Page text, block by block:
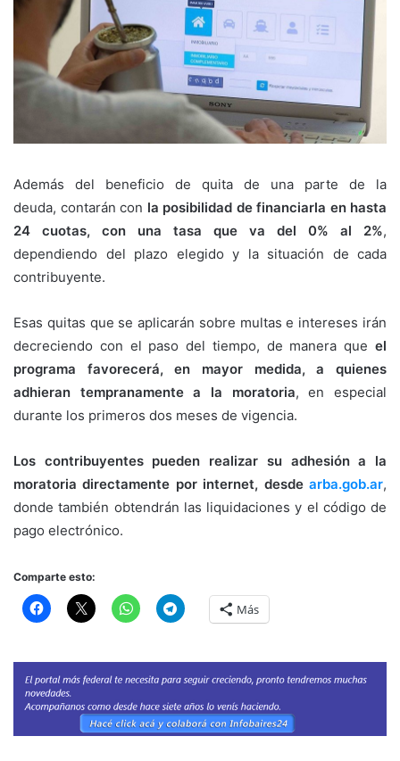
Además del beneficio de quita de una parte de la
deuda, contarán con la posibilidad de financiarla en hasta
24 cuotas, con una tasa que va del 0% al 2%,
dependiendo del plazo elegido y la situación de cada
contribuyente.
Esas quitas que se aplicarán sobre multas e intereses irán
decreciendo con el paso del tiempo, de manera que el
programa favorecerá, en mayor medida, a quienes
adhieran tempranamente a la moratoria, en especial
durante los primeros dos meses de vigencia.
Los contribuyentes pueden realizar su adhesión a la
moratoria directamente por internet, desde arba.gob.ar,
donde también obtendrán las liquidaciones y el código de
pago electrónico.
Comparte esto:
Más